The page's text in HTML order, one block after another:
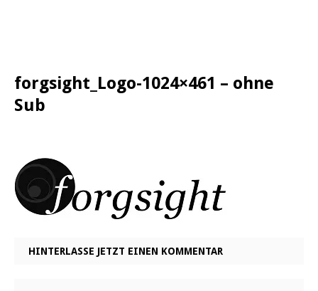
forgsight_Logo-1024×461 – ohne
Sub
HINTERLASSE JETZT EINEN KOMMENTAR